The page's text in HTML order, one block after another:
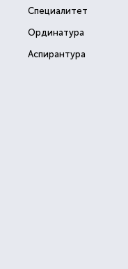
Специалитет
Ординатура
Аспирантура